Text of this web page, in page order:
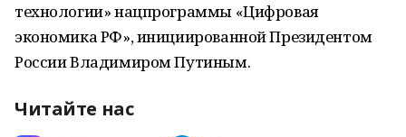
технологии» нацпрограммы «Цифровая
экономика РФ», инициированной Президентом
России Владимиром Путиным.
Читайте нас